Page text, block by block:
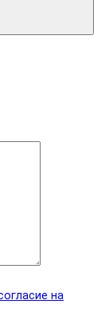
на